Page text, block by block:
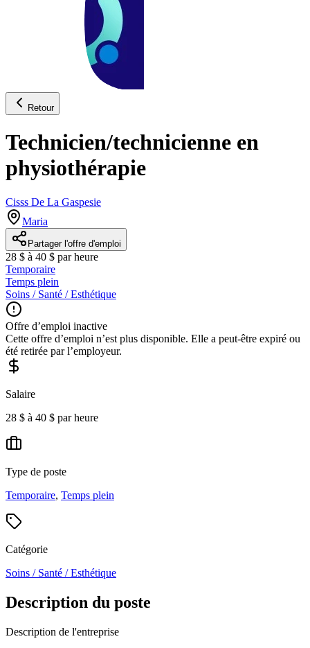
Retour
Technicien/technicienne en
physiothérapie
Cisss De La Gaspesie
Maria
Partager l'offre d'emploi
28 $ à 40 $ par heure
Temporaire
Temps plein
Soins / Santé / Esthétique
Offre d’emploi inactive
Cette offre d’emploi n’est plus disponible. Elle a peut-être expiré ou
été retirée par l’employeur.
Salaire
28 $ à 40 $ par heure
Type de poste
Temporaire, Temps plein
Catégorie
Soins / Santé / Esthétique
Description du poste
Description de l'entreprise